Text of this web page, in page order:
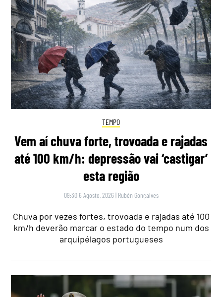
TEMPO
Vem aí chuva forte, trovoada e rajadas
até 100 km/h: depressão vai ‘castigar’
esta região
09:30 6 Agosto, 2026 | Rubén Gonçalves
Chuva por vezes fortes, trovoada e rajadas até 100
km/h deverão marcar o estado do tempo num dos
arquipélagos portugueses